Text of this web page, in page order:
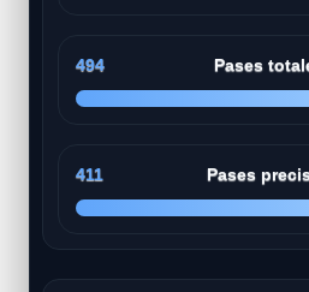
494 Pases
411 Pases